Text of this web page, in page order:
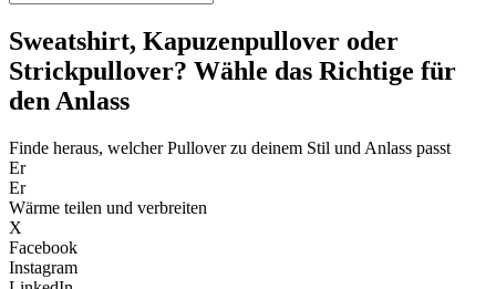
Sweatshirt, Kapuzenpullover oder
Strickpullover? Wähle das Richtige für
den Anlass
Finde heraus, welcher Pullover zu deinem Stil und Anlass passt
Er
Er
Wärme teilen und verbreiten
X
Facebook
Instagram